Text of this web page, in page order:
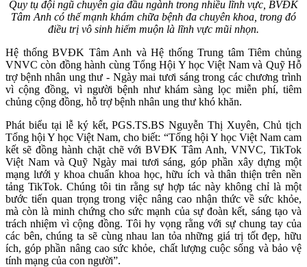
Quy tụ đội ngũ chuyên gia đầu ngành trong nhiều lĩnh vực, BVĐK
Tâm Anh có thế mạnh khám chữa bệnh đa chuyên khoa, trong đó
điều trị vô sinh hiếm muộn là lĩnh vực mũi nhọn.
Hệ thống BVĐK Tâm Anh và Hệ thống Trung tâm Tiêm chủng
VNVC còn đồng hành cùng Tổng Hội Y học Việt Nam và Quỹ Hỗ
trợ bệnh nhân ung thư - Ngày mai tươi sáng trong các chương trình
vì cộng đồng, vì người bệnh như khám sàng lọc miễn phí, tiêm
chủng cộng đồng, hỗ trợ bệnh nhân ung thư khó khăn.
Phát biểu tại lễ ký kết, PGS.TS.BS Nguyễn Thị Xuyên, Chủ tịch
Tổng hội Y học Việt Nam, cho biết: “Tổng hội Y học Việt Nam cam
kết sẽ đồng hành chặt chẽ với BVĐK Tâm Anh, VNVC, TikTok
Việt Nam và Quỹ Ngày mai tươi sáng, góp phần xây dựng một
mạng lưới y khoa chuẩn khoa học, hữu ích và thân thiện trên nền
tảng TikTok. Chúng tôi tin rằng sự hợp tác này không chỉ là một
bước tiến quan trọng trong việc nâng cao nhận thức về sức khỏe,
mà còn là minh chứng cho sức mạnh của sự đoàn kết, sáng tạo và
trách nhiệm vì cộng đồng. Tôi hy vọng rằng với sự chung tay của
các bên, chúng ta sẽ cùng nhau lan tỏa những giá trị tốt đẹp, hữu
ích, góp phần nâng cao sức khỏe, chất lượng cuộc sống và bảo vệ
tính mạng của con người”.